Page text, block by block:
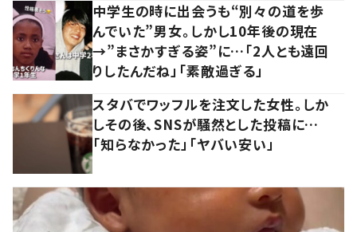
中学生の時に出会うも“別々の道を歩
んでいた”男女。しかし10年後の現在
→”まさかすぎる姿”に…「2人とも遠回
りしたんだね」「素敵過ぎる」
スタバでワッフルを注文した女性。しか
しその後、SNSが騒然とした投稿に…
「知らなかった」「ヤバい安い」